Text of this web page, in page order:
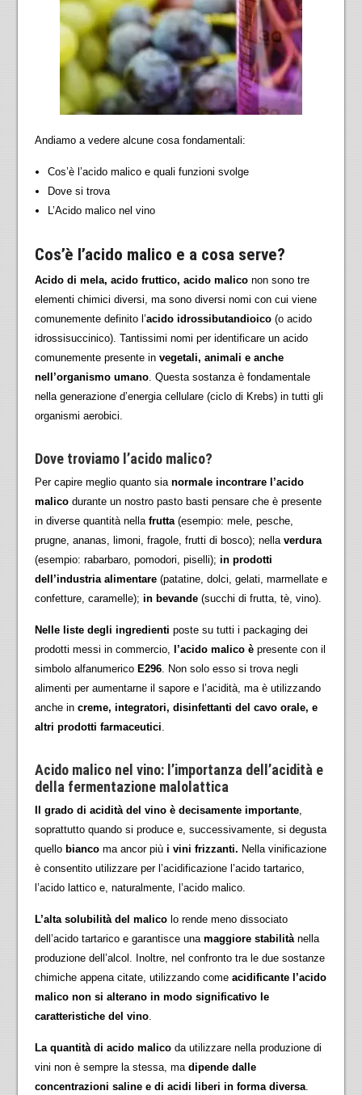
Andiamo a vedere alcune cosa fondamentali:
Cos’è l’acido malico e quali funzioni svolge
Dove si trova
L’Acido malico nel vino
Cos’è l’acido malico e a cosa serve?
Acido di mela, acido fruttico, acido maliconon sono tre
elementi chimici diversi, ma sono diversi nomi con cui viene
comunemente definito l’acido idrossibutandioico(o acido
idrossisuccinico). Tantissimi nomi per identificare un acido
comunemente presente in vegetali, animali e anche
nell’organismo umano. Questa sostanza è fondamentale
nella generazione d’energia cellulare (ciclo di Krebs) in tutti gli
organismi aerobici.
Dove troviamo l’acido malico?
Per capire meglio quanto sia normale incontrare l’acido
malicodurante un nostro pasto basti pensare che è presente
in diverse quantità nella frutta(esempio: mele, pesche,
prugne, ananas, limoni, fragole, frutti di bosco); nella verdura
(esempio: rabarbaro, pomodori, piselli); in prodotti
dell’industria alimentare(patatine, dolci, gelati, marmellate e
confetture, caramelle); in bevande(succhi di frutta, tè, vino).
Nelle liste degli ingredienti poste su tutti i packaging dei
prodotti messi in commercio, l’acido malico èpresente con il
simbolo alfanumerico E296. Non solo esso si trova negli
alimenti per aumentarne il sapore e l’acidità, ma è utilizzando
anche in creme, integratori, disinfettanti del cavo orale, e
altri prodotti farmaceutici.
Acido malico nel vino: l’importanza dell’acidità e
della fermentazione malolattica
Il grado di acidità del vino è decisamente importante,
soprattutto quando si produce e, successivamente, si degusta
quello biancoma ancor più i vini frizzanti. Nella vinificazione
è consentito utilizzare per l’acidificazione l’acido tartarico,
l’acido lattico e, naturalmente, l’acido malico.
L’alta solubilità del malico lo rende meno dissociato
dell’acido tartarico e garantisce una maggiore stabilità nella
produzione dell’alcol. Inoltre, nel confronto tra le due sostanze
chimiche appena citate, utilizzando come acidificante l’acido
malico non si alterano in modo significativo le
caratteristiche del vino.
La quantità di acido malicoda utilizzare nella produzione di
vini non è sempre la stessa, ma dipende dalle
concentrazioni saline e di acidi liberi in forma diversa.